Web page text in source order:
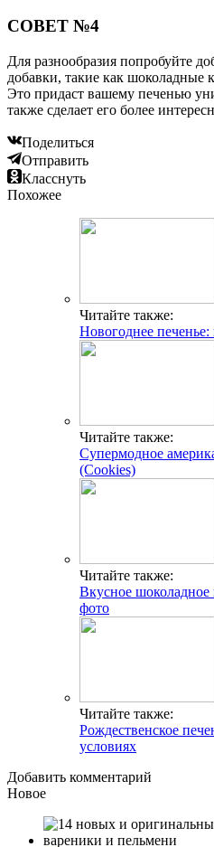
СОВЕТ №4
Для разнообразия попробуйте
добавки, такие как шоколадные
Это придаст вашему печенью
также сделает его более
Поделиться
Отправить
Класснуть
Похожее
Читайте также:
Новогоднее
Читайте также:
Супермодное
(Cookies)
Читайте также:
Вкусное шоколадное
фото
Читайте также:
Рождественское
условиях
Добавить комментарий
Новое